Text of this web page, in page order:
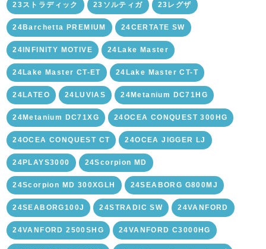
23ストラディック 23ソルティガ 23レグザ
24Barchetta PREMIUM 24CERTATE SW
24INFINITY MOTIVE 24Lake Master
24Lake Master CT-ET 24Lake Master CT-T
24LATEO 24LUVIAS 24Metanium DC71HG
24Metanium DC71XG 24OCEA CONQUEST 300HG
24OCEA CONQUEST CT 24OCEA JIGGER LJ
24PLAYS3000 24Scorpion MD
24Scorpion MD 300XGLH 24SEABORG G800MJ
24SEABORG100J 24STRADIC SW 24VANFORD
24VANFORD 2500SHG 24VANFORD C3000HG